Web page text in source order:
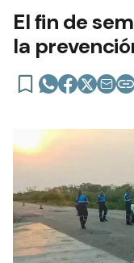
El fin de
la